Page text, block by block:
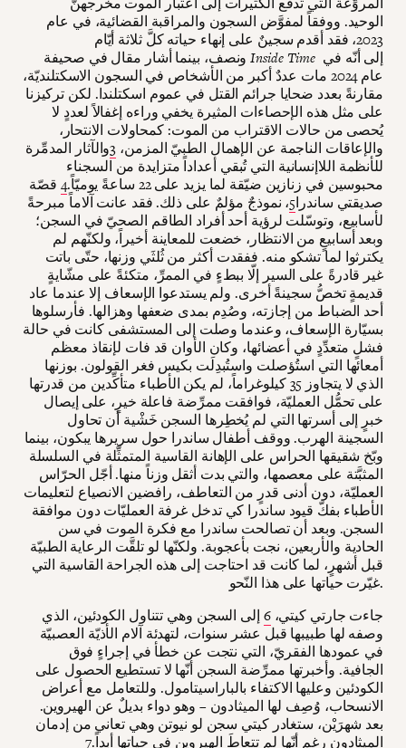
الوحيد. ووفقاً لمفوَّض السجون والمراقبة القضائية، في عام
2023، فقد أقدم سجينٌ على إنهاء حياته كلَّ ثلاثة أيّام
ونصف، بينما أشار مقال في صحيفةInside Time
عام 2024 مات عددٌ أكبر من الأشخاص في السجون الاسكتلنديّة،
مقارنةً بعدد ضحايا جرائم القتل في عموم اسكتلندا. لكن تركيزنا
على مثل هذه الإحصاءات المثيرة يخفي وراءه إغفالاً لعددٍ لا
يُحصى من حالات الاقتراب من الموت: كمحاولات الانتحار،
والإعاقات الناجمة عن الإهمال الطبيّ المزمن، 3والآثار المدمِّرة
للأنظمة اللاإنسانية التي تُبقي أعداداً متزايدة من السجناء
محبوسين في زنازين ضيّقة لما يزيد على 22 ساعةً يوميّاً.
4قصّة
صديقتي ساندرا5، نموذجٌ مؤلمٌ على ذلك. فقد عانت آلاماً مبرحةً
لأسابيع، وتوسّلت لرؤية أحد أفراد الطاقم الصحيّ في السجن؛
وبعد أسابيعٍ من الانتظار، خضعت للمعاينة أخيراً، ولكنّهم لم
يكترثوا لما تشكو منه. ففقدت أكثر من ثُلثَي وزنها، حتّى باتت
غير قادرةً على السير إلّا ببطءٍ في الممرِّ، متكئةً على مشّايةٍ
قديمةٍ تخصُّ سجينةً أخرى. ولم يستدعوا الإسعاف إلا عندما عاد
أحد الضباط من إجازته، وصُدِم بمدى ضعفها وهزالها. فأرسلوها
بسيّارة الإسعاف، وعندما وصلت إلى المستشفى كانت في حالة
فشلٍ متعدِّدٍ في أعضائها، وكان الأوان قد فات لإنقاذ معظم
أمعائها التي استُؤصلت واستُبدِلَت بكيس فغر القولون. بوزنها
الذي لا يتجاوز 35 كيلوغراماً، لم يكن الأطباء متأكِّدين من قدرتها
على تحمُّل العمليّة، فوافقت ممرِّضة فاعلة خيرٍ، على إيصال
خبرٍ إلى أسرتها التي لم يُخطِرها السجن خَشْية أن تحاول
السجينة الهرب. ووقف أطفال ساندرا حول سريرها يبكون، بينما
وبّخ شقيقها الحراس على الإهانة القاسية المتمثِّلة في السلسلة
المثبَّتة على معصمها، والتي بدت أثقل وزناً منها. أجّل الحرّاس
العمليّة، دون أدنى قدرٍ من التعاطف، رافضين الانصياع لتعليمات
الأطباء بفكّ قيود ساندرا كي تدخل غرفة العمليّات دون موافقة
السجن. وبعد أن تصالحت ساندرا مع فكرة الموت في سن
الحادية والأربعين، نجت بأعجوبة. ولكنّها لو تلقَّت الرعاية الطبيّة
قبل أشهرٍ، لما كانت قد احتاجت إلى هذه الجراحة القاسية التي
غيّرت حياتها على هذا النّحو.
جاءت جارتي كيتي،6 إلى السجن وهي تتناول الكودئين، الذي
وصفه لها طبيبها قبل عشر سنوات، لتهدئة آلام الأذيّة العصبيّة
في عمودها الفقريّ، التي نتجت عن خطأ في إجراءٍ فوق
الجافية. وأخبرتها ممرِّضة السجن أنّها لا تستطيع الحصول على
الكودئين وعليها الاكتفاء بالباراسيتامول. وللتعامل مع أعراض
الانسحاب، وُصِف لها الميثادون – وهو دواء بديلٌ عن الهيروين.
بعد شهرَيْن، ستغادر كيتي سجن لو نيوتن وهي تعاني من إدمان
الميثادون رغم أنّها لم تتعاطَ الهيروين في حياتها أبداً.7